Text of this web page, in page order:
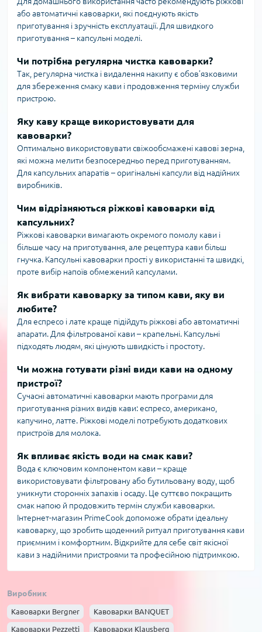
або автоматичні кавоварки, які поєднують якість
приготування і зручність експлуатації. Для швидкого
приготування – капсульні моделі.
Чи потрібна регулярна чистка кавоварки?
Так, регулярна чистка і видалення накипу є обов’язковими
для збереження смаку кави і продовження терміну служби
пристрою.
Яку каву краще використовувати для
кавоварки?
Оптимально використовувати свіжообсмажені кавові зерна,
які можна мелити безпосередньо перед приготуванням.
Для капсульних апаратів – оригінальні капсули від надійних
виробників.
Чим відрізняються ріжкові кавоварки від
капсульних?
Ріжкові кавоварки вимагають окремого помолу кави і
більше часу на приготування, але рецептура кави більш
гнучка. Капсульні кавоварки прості у використанні та швидкі,
проте вибір напоїв обмежений капсулами.
Як вибрати кавоварку за типом кави, яку ви
любите?
Для еспресо і лате краще підійдуть ріжкові або автоматичні
апарати. Для фільтрованої кави – крапельні. Капсульні
підходять людям, які цінують швидкість і простоту.
Чи можна готувати різні види кави на одному
пристрої?
Сучасні автоматичні кавоварки мають програми для
приготування різних видів кави: еспресо, американо,
капучино, латте. Ріжкові моделі потребують додаткових
пристроїв для молока.
Як впливає якість води на смак кави?
Вода є ключовим компонентом кави – краще
використовувати фільтровану або бутильовану воду, щоб
уникнути сторонніх запахів і осаду. Це суттєво покращить
смак напою й продовжить термін служби кавоварки.
Інтернет-магазин PrimeCook допоможе обрати ідеальну
кавоварку, що зробить щоденний ритуал приготування кави
приємним і комфортним. Відкрийте для себе світ якісної
кави з надійними пристроями та професійною підтримкою.
Виробник
Кавоварки Bergner Кавоварки BANQUET
Кавоварки Pezzetti Кавоварки Klausberg